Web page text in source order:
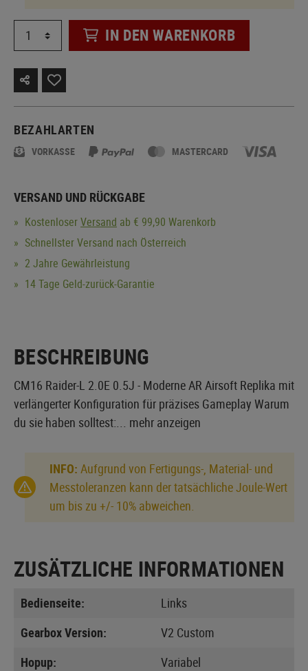
IN DEN WARENKORB
BEZAHLARTEN
VORKASSE MASTERCARD
VERSAND UND RÜCKGABE
KostenloserVersand ab € 99,90 Warenkorb
Schnellster Versand nach Österreich
2 Jahre Gewährleistung
14 Tage Geld-zurück-Garantie
BESCHREIBUNG
CM16 Raider-L 2.0E 0.5J - Moderne AR Airsoft Replika mit
verlängerter Konfiguration für präzises Gameplay Warum
du sie haben solltest:... mehr anzeigen
INFO: Aufgrund von Fertigungs-, Material- und
Messtoleranzen kann der tatsächliche Joule-Wert
um bis zu +/- 10% abweichen.
ZUSÄTZLICHE INFORMATIONEN
Bedienseite:
Links
Gearbox Version:
V2 Custom
Hopup:
Variabel